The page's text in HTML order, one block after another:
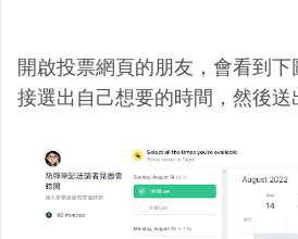
開啟投票網頁的朋友，會看到
接選出自己想要的時間，然後送